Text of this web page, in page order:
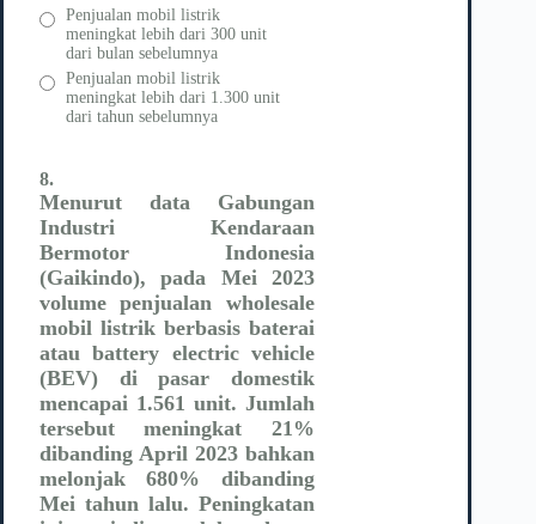
Penjualan mobil listrik
meningkat lebih dari 300 unit
dari bulan sebelumnya
Penjualan mobil listrik
meningkat lebih dari 1.300 unit
dari tahun sebelumnya
8.
Menurut data Gabungan
Industri Kendaraan
Bermotor Indonesia
(Gaikindo), pada Mei 2023
volume penjualan wholesale
mobil listrik berbasis baterai
atau battery electric vehicle
(BEV) di pasar domestik
mencapai 1.561 unit. Jumlah
tersebut meningkat 21%
dibanding April 2023 bahkan
melonjak 680% dibanding
Mei tahun lalu. Peningkatan